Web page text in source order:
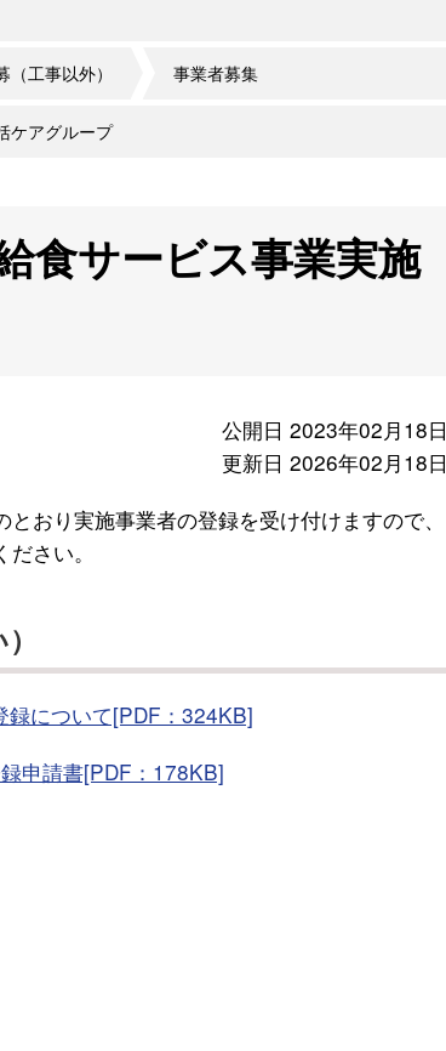
（工事以外） 事業者募集
ケアグループ
食サービス事業実施
公開日 2023年02月18日
更新日 2026年02月18日
おり実施事業者の登録を受け付けますので、
さい。
録について[PDF：324KB]
申請書[PDF：178KB]